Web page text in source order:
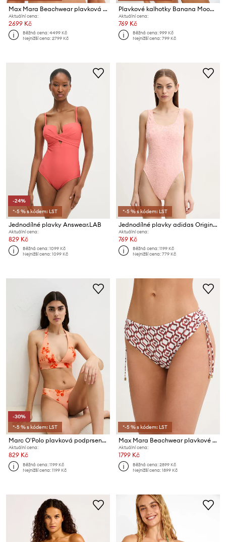
Max Mara Beachwear plavková podprsenka dámská ARA
Aktuální cena:
2699 Kč
Běžná cena:4499 Kč
Nejnižší cena:2799 Kč
Plavkové kalhotky Banana Moon Alamea
Aktuální cena:
769 Kč
Běžná cena:999 Kč
Nejnižší cena:799 Kč
-24%
*-5 % s kódem: LST
Jednodílné plavky Answear.LAB
Aktuální cena:
829 Kč
Běžná cena:1099 Kč
Nejnižší cena:1099 Kč
*-5 % s kódem: LST
Jednodílné plavky adidas Originals Essentials
Aktuální cena:
769 Kč
Běžná cena:1199 Kč
Nejnižší cena:779 Kč
-30%
*-5 % s kódem: LST
Marc O'Polo plavková podprsenka dámská
Aktuální cena:
829 Kč
Běžná cena:1199 Kč
Nejnižší cena:1199 Kč
*-5 % s kódem: LST
Max Mara Beachwear plavkové kalhotky dámské SIBILLA
Aktuální cena:
1799 Kč
Běžná cena:2899 Kč
Nejnižší cena:1899 Kč